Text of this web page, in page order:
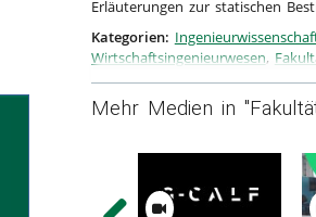
Erläuterungen zur statischen
Kategorien:
Wirtschaftsingenieurwesen,
Wirtschaftsingenieurwesen
Mehr Medien in